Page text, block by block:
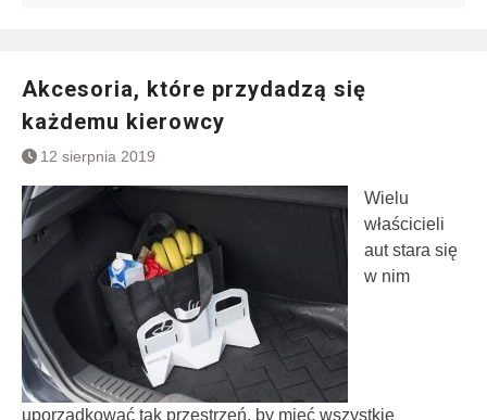
Akcesoria, które przydadzą się
każdemu kierowcy
12 sierpnia 2019
Wielu
właścicieli
aut stara się
w nim
uporządkować tak przestrzeń, by mieć wszystkie